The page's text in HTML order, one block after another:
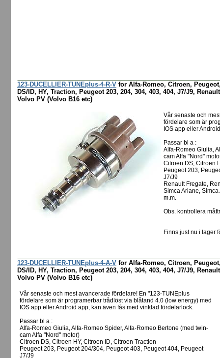
123-DUCELLIER-TUNEplus-4-R-V for Alfa-Romeo, Citroen,
DS/ID, HY, Traction, Peugeot 203, 204, 304, 403, 404, J7/J9,
Volvo PV (Volvo B16 etc)
Vår senaste och
fördelare som är
IOS app eller
Passar bl a :
Alfa-Romeo Giulia,
cam Alfa "Nord"
Citroen DS, Citroen
Peugeot 203,
J7/J9
Renault Fregate,
Simca Ariane,
m.m.
Obs. kontrollera
Finns just nu i lager
123-DUCELLIER-TUNEplus-4-A-V for Alfa-Romeo, Citroen,
DS/ID, HY, Traction, Peugeot 203, 204, 304, 403, 404, J7/J9,
Volvo PV (Volvo B16 etc)
Vår senaste och mest avancerade fördelare! En "123-TUNEplus
fördelare som är programerbar trådlöst via blåtand 4.0 (low energy) med
IOS app eller Android app, kan även fås med vinklad fördelarlock.
Passar bl a :
Alfa-Romeo Giulia, Alfa-Romeo Spider, Alfa-Romeo Bertone (med twin-
cam Alfa "Nord" motor)
Citroen DS, Citroen HY, Citroen ID, Citroen Traction
Peugeot 203, Peugeot 204/304, Peugeot 403, Peugeot 404, Peugeot
J7/J9